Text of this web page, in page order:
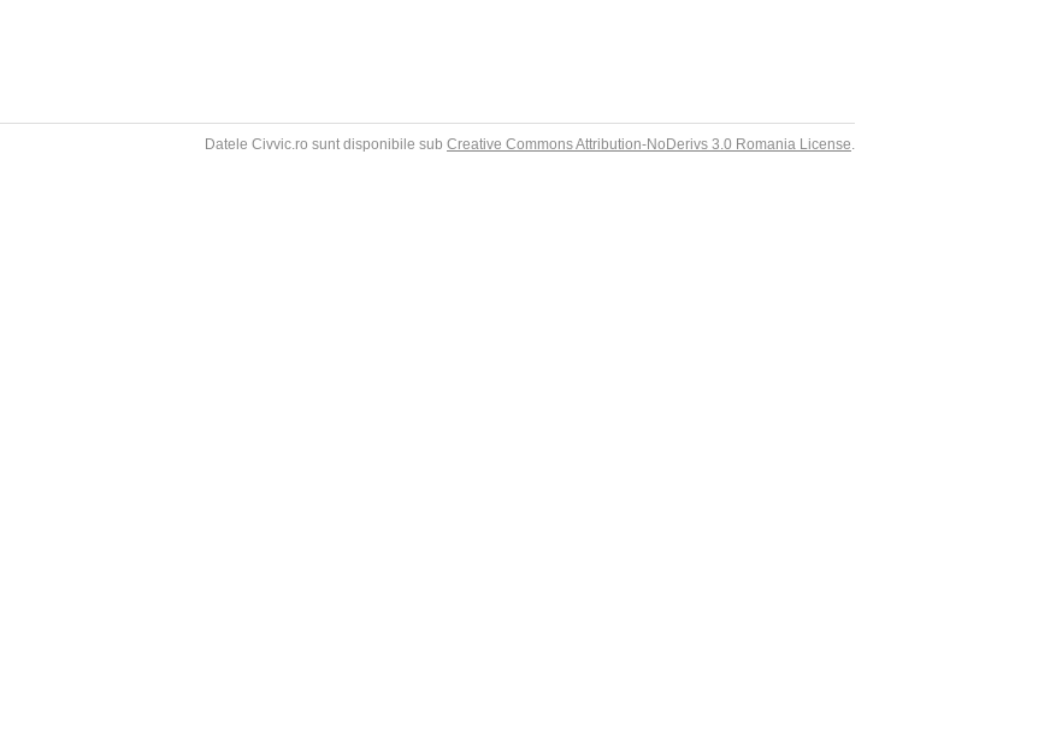
Datele Civvic.ro sunt disponibile sub Creative Commons Attribution-NoDerivs 3.0 Romania License.